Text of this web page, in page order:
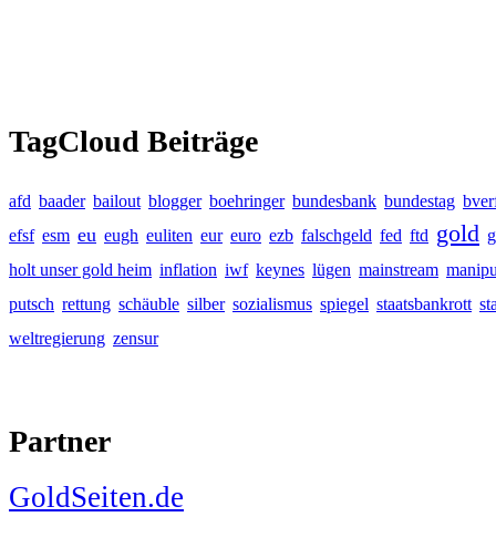
TagCloud Beiträge
afd baader bailout blogger boehringer bundesbank bundestag
efsf esm eu eugh euliten eur euro ezb falschgeld fed ftd gold
holt unser gold heim inflation iwf keynes lügen mainstream
putsch rettung schäuble silber sozialismus spiegel staatsbankrott
weltregierung zensur
Partner
GoldSeiten.de